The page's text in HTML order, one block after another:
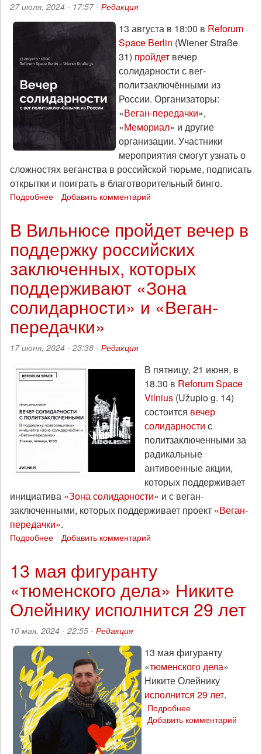
в
его
поддержку
27 июля, 2024 - 17:57 - Редакция
13 августа в 18:00 в Reforum
Space Berlin (Wiener Straße
31) пройдет вечер
солидарности с вег-
политзаключёнными из
России. Организаторы:
«Веган-передачки»,
«Мемориал» и другие
организации. Участники
мероприятия смогут узнать о
сложностях веганства в российской тюрьме, подписать
открытки и поиграть в благотворительный бинго.
Подробнее
пройдет
солидарности
с
вег-
политзаключёнными
из
России
Добавить комментарий
В Вильнюсе пройдет вечер в
поддержку российских
заключенных, которых
поддерживают «Зона
солидарности» и «Веган-
передачки»
17 июня, 2024 - 23:38 - Редакция
В пятницу, 21 июня, в
18.30 в Reforum Space
Vilnius (Užupio g. 14)
состоится вечер
солидарности с
политзаключенными за
радикальные
антивоенные акции,
которых поддерживает
инициатива «Зона солидарности» и с веган-
заключенными, которых поддерживает проект «Веган-
передачки».
Подробнее
пройдет
в
поддержку
российских
заключенных,
которых
поддерживают
«Зона
солидарности»
и
«Веган-
передачки»
Добавить комментарий
13 мая фигуранту
«тюменского дела» Никите
Олейнику исполнится 29 лет
10 мая, 2024 - 22:55 - Редакция
13 мая фигуранту
«тюменского дела»
Никите Олейнику
исполнится 29 лет.
Подробнее
13
Добавить комментарий